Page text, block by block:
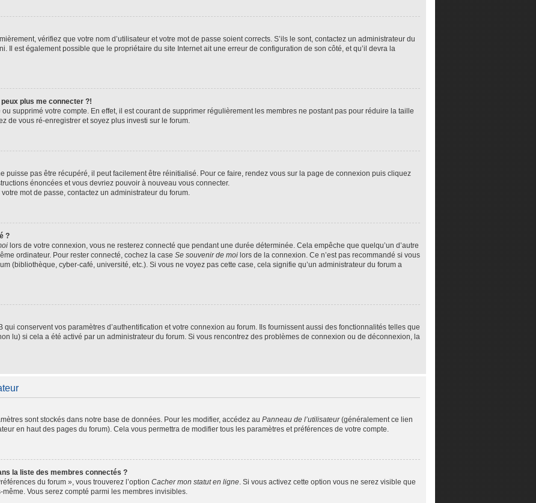
vérifiez que votre nom d’utilisateur et votre mot de passe soient corrects. S’ils le sont, contactez un administrateur du
Il est également possible que le propriétaire du site Internet ait une erreur de configuration de son côté, et qu’il devra la
plus me connecter ?!
ou supprimé votre compte. En effet, il est courant de supprimer régulièrement les membres ne postant pas pour réduire la taille
de vous ré-enregistrer et soyez plus investi sur le forum.
puisse pas être récupéré, il peut facilement être réinitialisé. Pour ce faire, rendez vous sur la page de connexion puis cliquez
énoncées et vous devriez pouvoir à nouveau vous connecter.
mot de passe, contactez un administrateur du forum.
?
lors de votre connexion, vous ne resterez connecté que pendant une durée déterminée. Cela empêche que quelqu’un d’autre
ordinateur. Pour rester connecté, cochez la case Se souvenir de moi lors de la connexion. Ce n’est pas recommandé si vous
(bibliothèque, cyber-café, université, etc.). Si vous ne voyez pas cette case, cela signifie qu’un administrateur du forum a
conservent vos paramètres d’authentification et votre connexion au forum. Ils fournissent aussi des fonctionnalités telles que
lu) si cela a été activé par un administrateur du forum. Si vous rencontrez des problèmes de connexion ou de déconnexion, la
sont stockés dans notre base de données. Pour les modifier, accédez au Panneau de l’utilisateur(généralement ce lien
en haut des pages du forum). Cela vous permettra de modifier tous les paramètres et préférences de votre compte.
la liste des membres connectés ?
du forum », vous trouverez l’option Cacher mon statut en ligne. Si vous activez cette option vous ne serez visible que
Vous serez compté parmi les membres invisibles.